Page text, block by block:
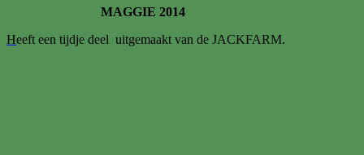
MAGGIE 2014
Heeft een tijdje deel uitgemaakt van de JACKFARM.